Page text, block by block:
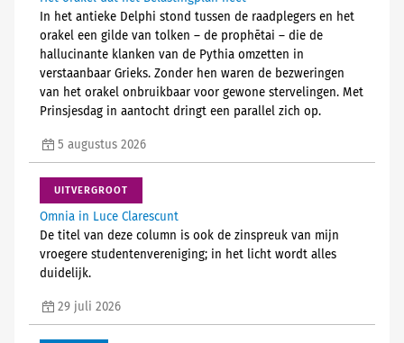
In het antieke Delphi stond tussen de raadplegers en het
orakel een gilde van tolken – de prophētai – die de
hallucinante klanken van de Pythia omzetten in
verstaanbaar Grieks. Zonder hen waren de bezweringen
van het orakel onbruikbaar voor gewone stervelingen. Met
Prinsjesdag in aantocht dringt een parallel zich op.
5 augustus 2026
UITVERGROOT
Omnia in Luce Clarescunt
De titel van deze column is ook de zinspreuk van mijn
vroegere studentenvereniging; in het licht wordt alles
duidelijk.
29 juli 2026